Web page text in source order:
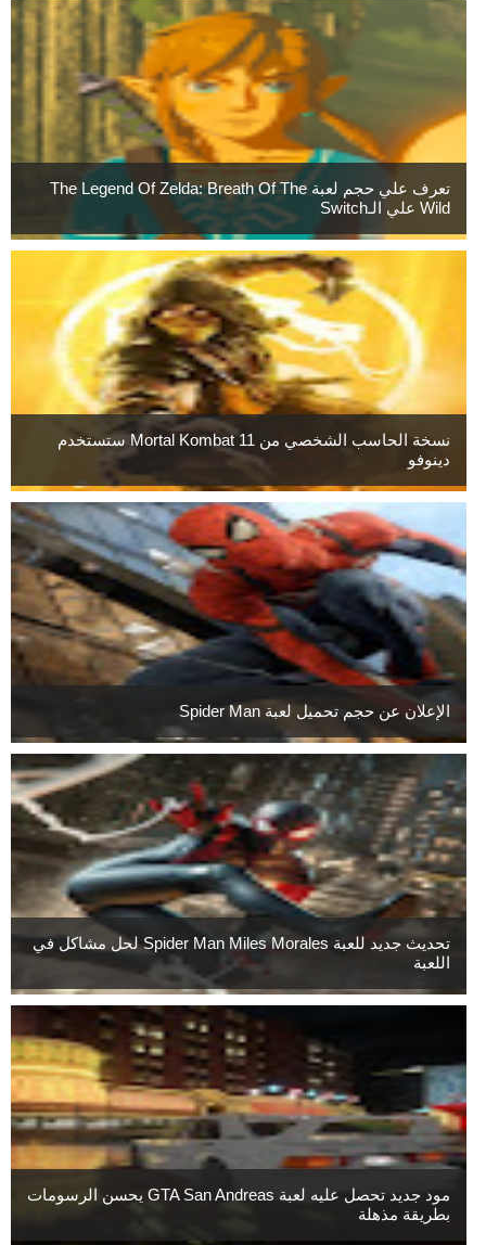
تعرف علي حجم لعبة The Legend Of Zelda: Breath Of The
Wild علي الـSwitch
نسخة الحاسب الشخصي من Mortal Kombat 11 ستستخدم
دينوفو
الإعلان عن حجم تحميل لعبة Spider Man
تحديث جديد للعبة Spider Man Miles Morales لحل مشاكل في
اللعبة
مود جديد تحصل عليه لعبة GTA San Andreas يحسن الرسومات
بطريقة مذهلة